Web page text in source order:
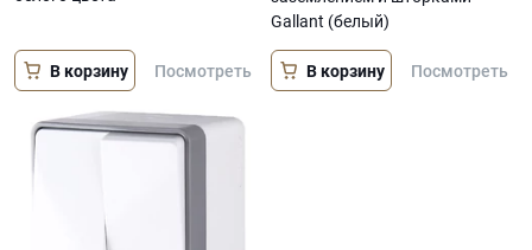
В корзину Посмотреть
Gallant (белый)
В корзину Посмотреть